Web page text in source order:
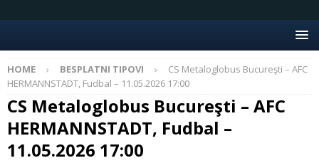
HOME BESPLATNI TIPOVI
CS Metaloglobus Bucureşti – AFC
HERMANNSTADT, Fudbal – 11.05.2026 17:00
CS Metaloglobus Bucureşti – AFC
HERMANNSTADT, Fudbal –
11.05.2026 17:00